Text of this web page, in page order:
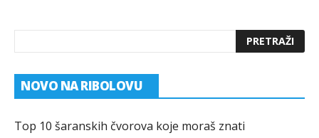
NOVO NA RIBOLOVU
Top 10 šaranskih čvorova koje moraš znati